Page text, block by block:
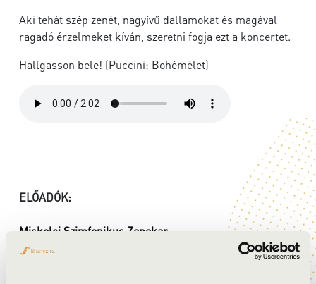
Aki tehát szép zenét, nagyívű dallamokat és magával
ragadó érzelmeket kíván, szeretni fogja ezt a koncertet.
Hallgasson bele! (Puccini: Bohémélet)
ELŐADÓK:
Miskolci Szimfonikus Zenekar
Kriszta Kinga